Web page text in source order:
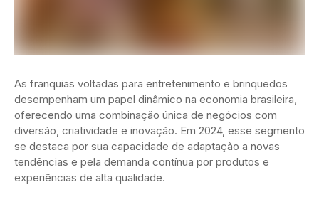
As franquias voltadas para entretenimento e brinquedos
desempenham um papel dinâmico na economia brasileira,
oferecendo uma combinação única de negócios com
diversão, criatividade e inovação. Em 2024, esse segmento
se destaca por sua capacidade de adaptação a novas
tendências e pela demanda contínua por produtos e
experiências de alta qualidade.